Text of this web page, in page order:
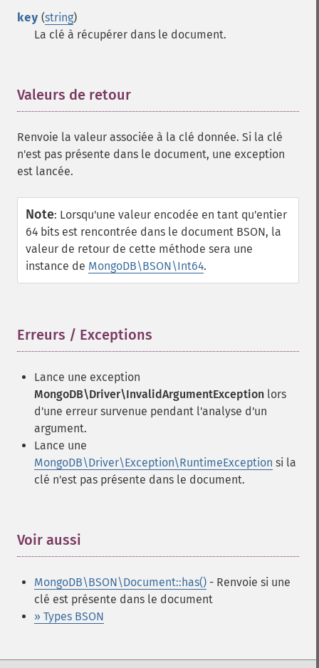
key (string)
La clé à récupérer dans le document.
Valeurs de retour
Renvoie la valeur associée à la clé donnée. Si la clé
n'est pas présente dans le document, une exception
est lancée.
Note: Lorsqu'une valeur encodée en tant qu'entier
64 bits est rencontrée dans le document BSON, la
valeur de retour de cette méthode sera une
instance de MongoDB\BSON\Int64.
Erreurs / Exceptions
Lance une exception
MongoDB\Driver\InvalidArgumentException lors
d'une erreur survenue pendant l'analyse d'un
argument.
Lance une
MongoDB\Driver\Exception\RuntimeException si la
clé n'est pas présente dans le document.
Voir aussi
MongoDB\BSON\Document::has() - Renvoie si une
clé est présente dans le document
» Types BSON